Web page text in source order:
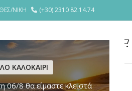
ΚΑΛΟΚΑΙΡΙ
06/8 θα είμαστε κλειστά
ΝΙΚΗ (+30) 2310 82.14.74